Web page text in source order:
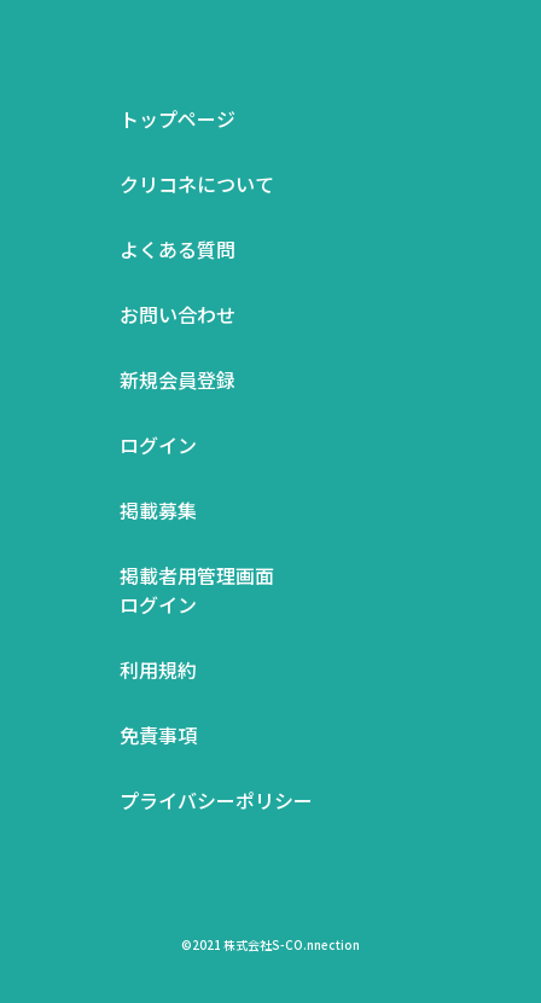
トップページ
クリコネについて
よくある質問
お問い合わせ
新規会員登録
ログイン
掲載募集
掲載者用管理画面
ログイン
利用規約
免責事項
プライバシーポリシー
©2021 株式会社S-CO.nnection